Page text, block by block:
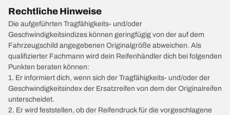
Rechtliche Hinweise
Die aufgeführten Tragfähigkeits- und/oder
Geschwindigkeitsindizes können geringfügig von der auf dem
Fahrzeugschild angegebenen Originalgröße abweichen. Als
qualifizierter Fachmann wird dein Reifenhändler dich bei folgenden
Punkten beraten können:
1. Er informiert dich, wenn sich der Tragfähigkeits- und/oder der
Geschwindigkeitsindex der Ersatzreifen von dem der Originalreifen
unterscheidet.
2. Er wird feststellen, ob der Reifendruck für die vorgeschlagene